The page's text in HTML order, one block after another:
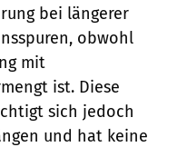
bei längerer
obwohl
mit
ist. Diese
sich jedoch
und hat keine